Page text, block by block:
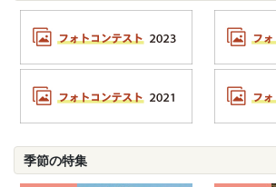
季節の特集